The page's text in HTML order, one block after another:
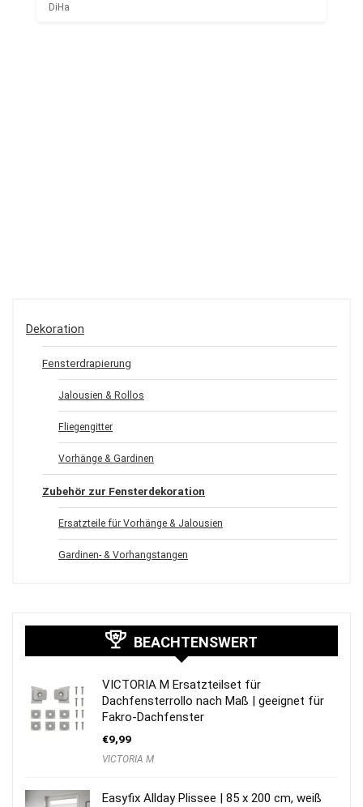
DiHa
Dekoration
Fensterdrapierung
Jalousien & Rollos
Fliegengitter
Vorhänge & Gardinen
Zubehör zur Fensterdekoration
Ersatzteile für Vorhänge & Jalousien
Gardinen- & Vorhangstangen
BEACHTENSWERT
VICTORIA M Ersatzteilset für
Dachfensterrollo nach Maß | geeignet für
Fakro-Dachfenster
€9,99
VICTORIA M
Easyfix Allday Plissee | 85 x 200 cm, weiß